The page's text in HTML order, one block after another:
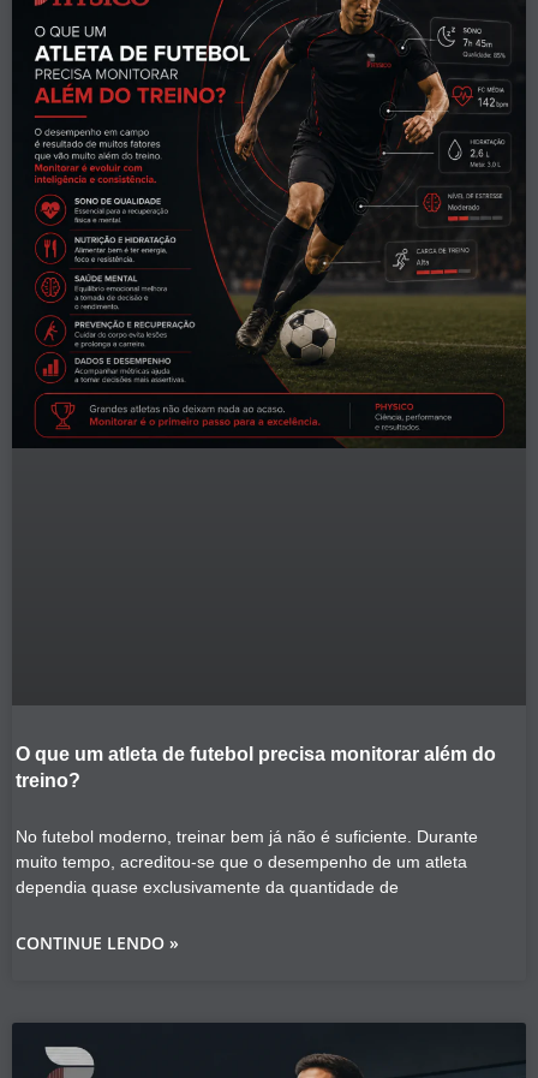
O que um atleta de futebol precisa monitorar além do
treino?
No futebol moderno, treinar bem já não é suficiente. Durante
muito tempo, acreditou-se que o desempenho de um atleta
dependia quase exclusivamente da quantidade de
CONTINUE LENDO »